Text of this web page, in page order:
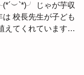
じゃが芋収
校長先生が子ども
えてくれています。